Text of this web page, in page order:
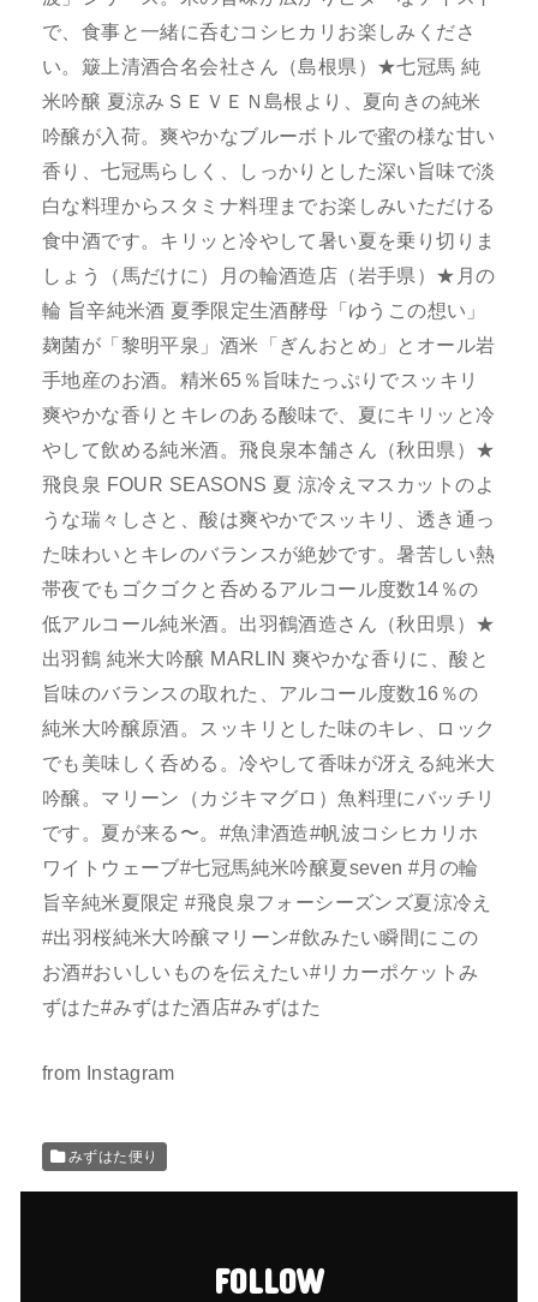
で、食事と一緒に呑むコシヒカリお楽しみくださ
い。簸上清酒合名会社さん（島根県）★七冠馬 純
米吟醸 夏涼みＳＥＶＥＮ島根より、夏向きの純米
吟醸が入荷。爽やかなブルーボトルで蜜の様な甘い
香り、七冠馬らしく、しっかりとした深い旨味で淡
白な料理からスタミナ料理までお楽しみいただける
食中酒です。キリッと冷やして暑い夏を乗り切りま
しょう（馬だけに）月の輪酒造店（岩手県）★月の
輪 旨辛純米酒 夏季限定生酒酵母「ゆうこの想い」
麹菌が「黎明平泉」酒米「ぎんおとめ」とオール岩
手地産のお酒。精米65％旨味たっぷりでスッキリ
爽やかな香りとキレのある酸味で、夏にキリッと冷
やして飲める純米酒。飛良泉本舗さん（秋田県）★
飛良泉 FOUR SEASONS 夏 涼冷えマスカットのよ
うな瑞々しさと、酸は爽やかでスッキリ、透き通っ
た味わいとキレのバランスが絶妙です。暑苦しい熱
帯夜でもゴクゴクと呑めるアルコール度数14％の
低アルコール純米酒。出羽鶴酒造さん（秋田県）★
出羽鶴 純米大吟醸 MARLIN 爽やかな香りに、酸と
旨味のバランスの取れた、アルコール度数16％の
純米大吟醸原酒。スッキリとした味のキレ、ロック
でも美味しく呑める。冷やして香味が冴える純米大
吟醸。マリーン（カジキマグロ）魚料理にバッチリ
です。夏が来る〜。#魚津酒造#帆波コシヒカリホ
ワイトウェーブ#七冠馬純米吟醸夏seven #月の輪
旨辛純米夏限定 #飛良泉フォーシーズンズ夏涼冷え
#出羽桜純米大吟醸マリーン#飲みたい瞬間にこの
お酒#おいしいものを伝えたい#リカーポケットみ
ずはた#みずはた酒店#みずはた
from Instagram
みずはた便り
FOLLOW